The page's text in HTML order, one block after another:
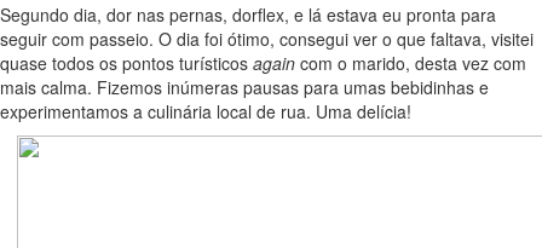
Segundo dia, dor nas pernas, dorflex, e lá estava eu pronta para
seguir com passeio. O dia foi ótimo, consegui ver o que faltava, visitei
quase todos os pontos turísticos again com o marido, desta vez com
mais calma. Fizemos inúmeras pausas para umas bebidinhas e
experimentamos a culinária local de rua. Uma delícia!